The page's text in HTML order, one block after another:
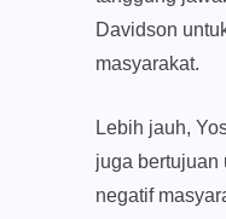
Davidson
masyarakat.
Lebih jauh,
juga bertujuan
negatif